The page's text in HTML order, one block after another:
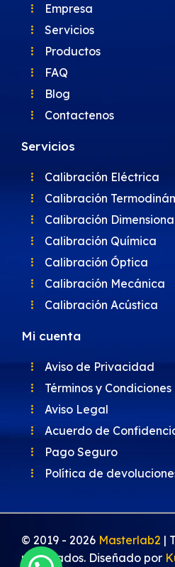
Empresa
Servicios
Productos
FAQ
Blog
Contactenos
Servicios
Calibración Eléctrica
Calibración
Calibración
Calibración Química
Calibración Óptica
Calibración Mecánica
Calibración Acústica
Mi cuenta
Aviso de Privacidad
Términos y Condiciones
Aviso Legal
Acuerdo de
Pago Seguro
Política de
© 2019 - 2026 Masterlab2 |
reservados. Diseñado por